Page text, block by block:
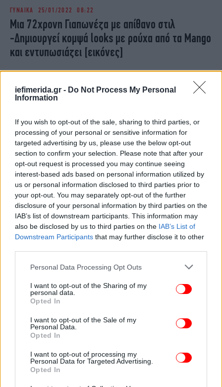
iefimerida.gr - Do Not Process My Personal
Information
If you wish to opt-out of the sale, sharing to third parties, or
processing of your personal or sensitive information for
targeted advertising by us, please use the below opt-out
section to confirm your selection. Please note that after your
opt-out request is processed you may continue seeing
interest-based ads based on personal information utilized by
us or personal information disclosed to third parties prior to
your opt-out. You may separately opt-out of the further
disclosure of your personal information by third parties on the
IAB’s list of downstream participants. This information may
also be disclosed by us to third parties on the IAB’s List of
Downstream Participants that may further disclose it to other
Please note that this website/app uses one or more Google
not limited to your visit or usage behaviour. You may click to
grant or deny consent to Google and its third-party tags to
use your data for below specified purposes in below Google
consent section.
Personal Data Processing Opt Outs
I want to opt-out of the Sharing of my
personal data.
Opted In
I want to opt-out of the Sale of my
Personal Data.
Opted In
I want to opt-out of processing my
Personal Data for Targeted Advertising.
Opted In
ΓΥΝΑΙΚΑ 25/01/2022 08:22
Μια 72χρονη Γιαπωνέζα με απίθανο στιλ
-Δημιουργεί κομψά looks με ρούχα από τα Mango
και εντυπωσιάζει [εικόνες]
ΕΛΛΑΔΑ 03/04/2021 15:14
Η Γιαπωνέζα φιλόλογος που μαθαίνει ελληνικά
στους συμπατριώτες της στο Τόκιο -Η έκπληξη